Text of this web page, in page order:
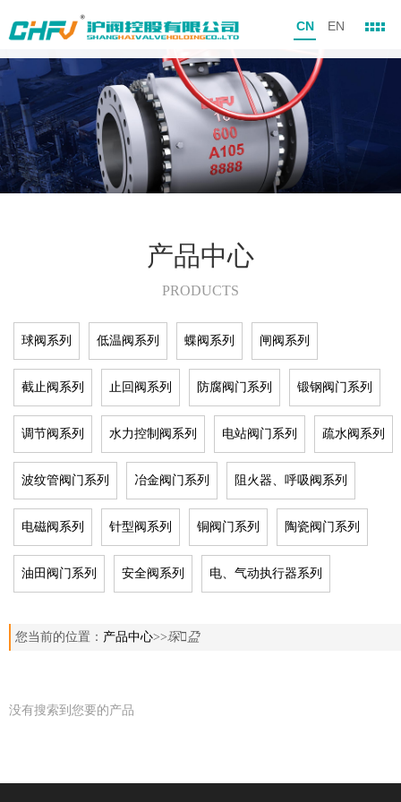
CN EN
产品中心
PRODUCTS
球阀系列 低温阀系列 蝶阀系列 闸阀系列
截止阀系列 止回阀系列 防腐阀门系列 锻钢阀门系列
调节阀系列 水力控制阀系列 电站阀门系列 疏水阀系列
波纹管阀门系列 冶金阀门系列 阻火器、呼吸阀系列
电磁阀系列 针型阀系列 铜阀门系列 陶瓷阀门系列
油田阀门系列 安全阀系列 电、气动执行器系列
您当前的位置： 产品中心>>琛盁
没有搜索到您要的产品